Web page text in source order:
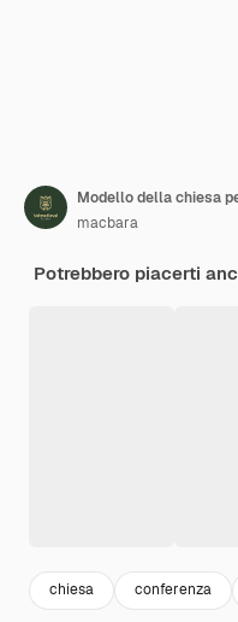
Modello della chiesa
macbara
Potrebbero piacerti
chiesa conferenza